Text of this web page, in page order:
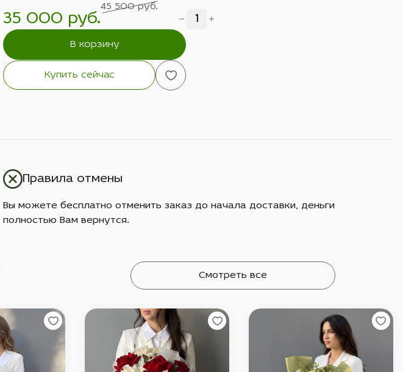
35 000 руб.
45 500 руб.
В корзину
Купить сейчас
Правила отмены
Вы можете бесплатно отменить заказ до начала доставки, деньги
полностью Вам вернутся.
Смотреть все